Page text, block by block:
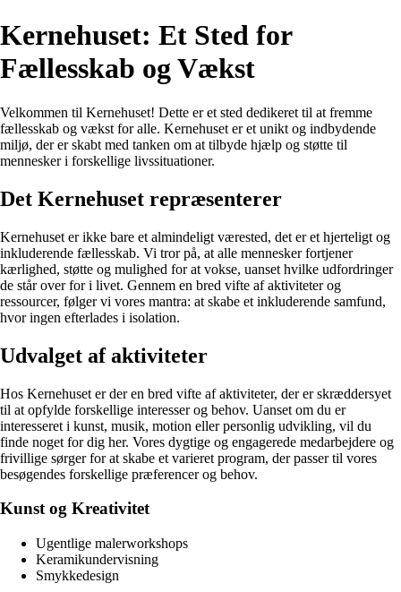
Kernehuset: Et Sted for
Fællesskab og Vækst
Velkommen til Kernehuset! Dette er et sted dedikeret til at fremme
fællesskab og vækst for alle. Kernehuset er et unikt og indbydende
miljø, der er skabt med tanken om at tilbyde hjælp og støtte til
mennesker i forskellige livssituationer.
Det Kernehuset repræsenterer
Kernehuset er ikke bare et almindeligt værested, det er et hjerteligt og
inkluderende fællesskab. Vi tror på, at alle mennesker fortjener
kærlighed, støtte og mulighed for at vokse, uanset hvilke udfordringer
de står over for i livet. Gennem en bred vifte af aktiviteter og
ressourcer, følger vi vores mantra: at skabe et inkluderende samfund,
hvor ingen efterlades i isolation.
Udvalget af aktiviteter
Hos Kernehuset er der en bred vifte af aktiviteter, der er skræddersyet
til at opfylde forskellige interesser og behov. Uanset om du er
interesseret i kunst, musik, motion eller personlig udvikling, vil du
finde noget for dig her. Vores dygtige og engagerede medarbejdere og
frivillige sørger for at skabe et varieret program, der passer til vores
besøgendes forskellige præferencer og behov.
Kunst og Kreativitet
Ugentlige malerworkshops
Keramikundervisning
Smykkedesign